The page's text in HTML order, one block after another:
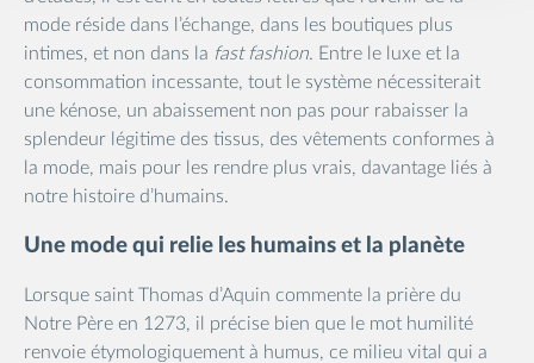
mode réside dans l’échange, dans les boutiques plus
intimes, et non dans la fast fashion. Entre le luxe et la
consommation incessante, tout le système nécessiterait
une kénose, un abaissement non pas pour rabaisser la
splendeur légitime des tissus, des vêtements conformes à
la mode, mais pour les rendre plus vrais, davantage liés à
notre histoire d’humains.
Une mode qui relie les humains et la planète
Lorsque saint Thomas d’Aquin commente la prière du
Notre Père en 1273, il précise bien que le mot humilité
renvoie étymologiquement à humus, ce milieu vital qui a